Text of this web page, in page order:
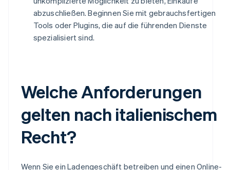
abzuschließen. Beginnen Sie mit gebrauchsfertigen
Tools oder Plugins, die auf die führenden Dienste
spezialisiert sind.
Welche Anforderungen
gelten nach italienischem
Recht?
Wenn Sie ein Ladengeschäft betreiben und einen Online-